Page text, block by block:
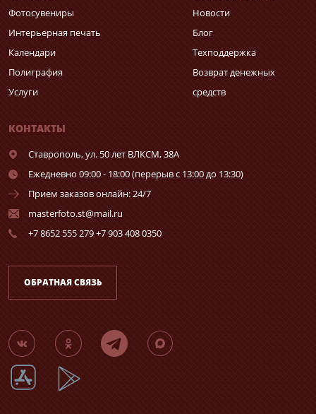
Фотосувениры
Интерьерная печать
Календари
Полиграфия
Услуги
Новости
Блог
Техподдержка
Возврат денежных
средств
КОНТАКТЫ
Ставрополь,ул. 50 лет ВЛКСМ, 38А
Ежедневно 09:00 - 18:00 (перерыв с 13:00 до 13:30)
Прием заказов онлайн: 24/7
masterfoto.st@mail.ru
+7 8652 555 279 +7 903 408 0350
ОБРАТНАЯ СВЯЗЬ